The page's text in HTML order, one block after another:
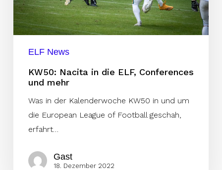
mehr
ELF News
KW50: Nacita in die ELF, Conferences
und mehr
Was in der Kalenderwoche KW50 in und um
die European League of Football geschah,
erfahrt…
Gast
18. Dezember 2022